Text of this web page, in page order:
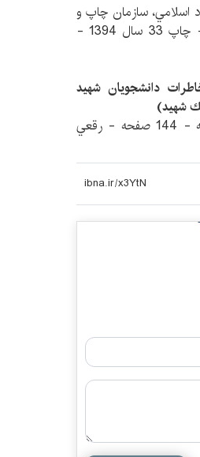
اسلامي، سازمان چاپ و
انتشارات،بنياد شهيد چمران - 104 صفحه - رقعي (شوميز) - چاپ 33 سال 1394 -
دانشجويان شهيد
شهيد)
سمانه قائديان ؛ حسين‌علي مددي ؛ عليرضا عسكري - سلسله - 144 صفحه - رقعي